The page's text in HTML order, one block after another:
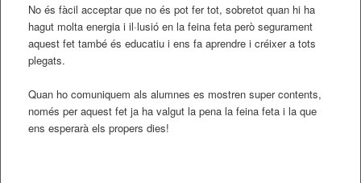
No és fàcil acceptar que no és pot fer tot, sobretot quan hi ha
hagut molta energia i il·lusió en la feina feta però segurament
aquest fet també és educatiu i ens fa aprendre i créixer a tots
plegats.
Quan ho comuniquem als alumnes es mostren super contents,
només per aquest fet ja ha valgut la pena la feina feta i la que
ens esperarà els propers dies!